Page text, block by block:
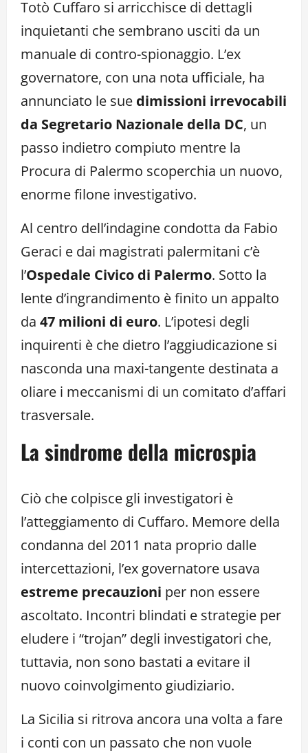
Totò Cuffaro si arricchisce di dettagli
inquietanti che sembrano usciti da un
manuale di contro-spionaggio. L’ex
governatore, con una nota ufficiale, ha
annunciato le sue dimissioni irrevocabili
da Segretario Nazionale della DC, un
passo indietro compiuto mentre la
Procura di Palermo scoperchia un nuovo,
enorme filone investigativo.
Al centro dell’indagine condotta da Fabio
Geraci e dai magistrati palermitani c’è
l’Ospedale Civico di Palermo. Sotto la
lente d’ingrandimento è finito un appalto
da 47 milioni di euro. L’ipotesi degli
inquirenti è che dietro l’aggiudicazione si
nasconda una maxi-tangente destinata a
oliare i meccanismi di un comitato d’affari
trasversale.
La sindrome della microspia
Ciò che colpisce gli investigatori è
l’atteggiamento di Cuffaro. Memore della
condanna del 2011 nata proprio dalle
intercettazioni, l’ex governatore usava
estreme precauzioni per non essere
ascoltato. Incontri blindati e strategie per
eludere i “trojan” degli investigatori che,
tuttavia, non sono bastati a evitare il
nuovo coinvolgimento giudiziario.
La Sicilia si ritrova ancora una volta a fare
i conti con un passato che non vuole